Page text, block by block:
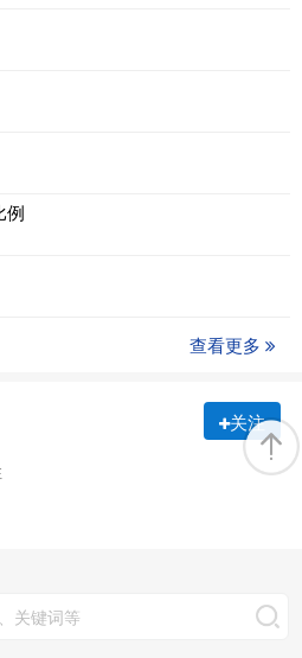
例
查看更多
关注